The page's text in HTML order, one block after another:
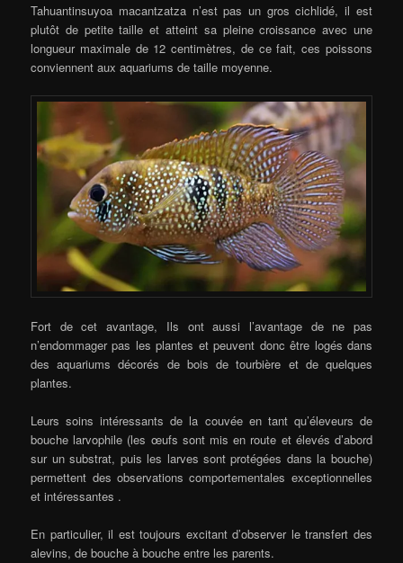
Tahuantinsuyoa macantzatza n’est pas un gros cichlidé, il est
plutôt de petite taille et atteint sa pleine croissance avec une
longueur maximale de 12 centimètres, de ce fait, ces poissons
conviennent aux aquariums de taille moyenne.
Fort de cet avantage, Ils ont aussi l’avantage de ne pas
n’endommager pas les plantes et peuvent donc être logés dans
des aquariums décorés de bois de tourbière et de quelques
plantes.
Leurs soins intéressants de la couvée en tant qu’éleveurs de
bouche larvophile (les œufs sont mis en route et élevés d’abord
sur un substrat, puis les larves sont protégées dans la bouche)
permettent des observations comportementales exceptionnelles
et intéressantes .
En particulier, il est toujours excitant d’observer le transfert des
alevins, de bouche à bouche entre les parents.